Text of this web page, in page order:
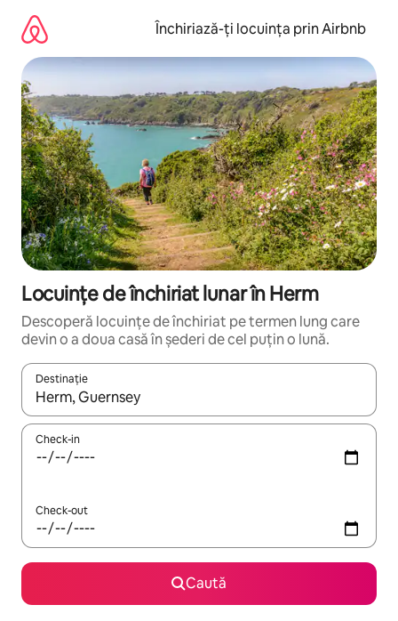
mergi
conținut
Închiriază-ți locuința prin Airbnb
Locuințe de închiriat lunar în Herm
Descoperă locuințe de închiriat pe termen lung care
devin o a doua casă în șederi de cel puțin o lună.
Destinație
Când se încarcă rezultatele, navighează folosind tastele
Check-in
Check-out
Caută